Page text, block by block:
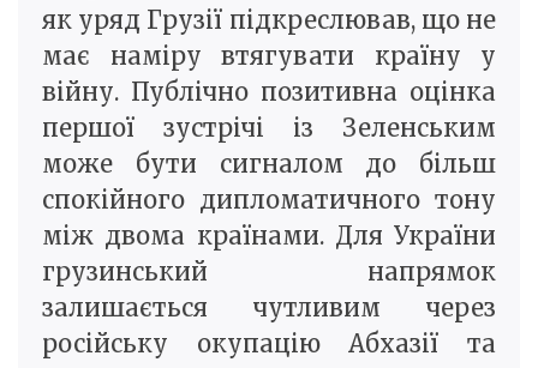
як уряд Грузії підкреслював, що не
має наміру втягувати країну у
війну. Публічно позитивна оцінка
першої зустрічі із Зеленським
може бути сигналом до більш
спокійного дипломатичного тону
між двома країнами. Для України
грузинський напрямок
залишається чутливим через
російську окупацію Абхазії та